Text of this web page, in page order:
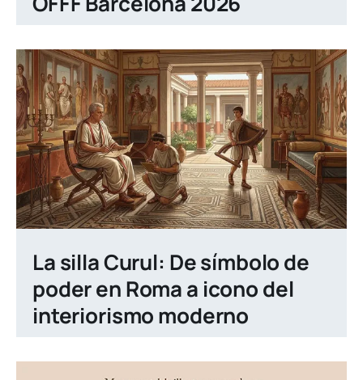
La silla Curul: De símbolo de
poder en Roma a icono del
interiorismo moderno